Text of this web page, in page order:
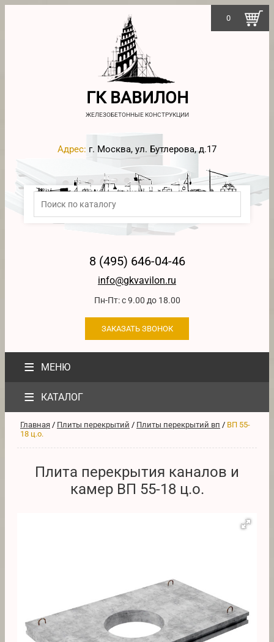
ГК ВАВИЛОН
ЖЕЛЕЗОБЕТОННЫЕ КОНСТРУКЦИИ
Адрес: г. Москва, ул. Бутлерова, д.17
8 (495) 646-04-46
info@gkvavilon.ru
Пн-Пт: с 9.00 до 18.00
ЗАКАЗАТЬ ЗВОНОК
≡ МЕНЮ
0
≡ КАТАЛОГ
Главная / Плиты перекрытий / Плиты перекрытий вп / ВП 55-
18 ц.о.
Плита перекрытия каналов и
камер ВП 55-18 ц.о.